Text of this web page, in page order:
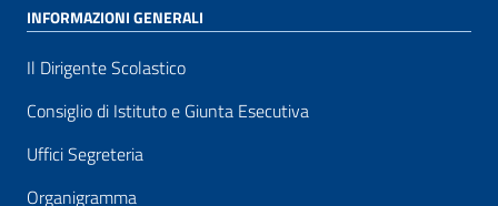
INFORMAZIONI GENERALI
Il Dirigente Scolastico
Consiglio di Istituto e Giunta Esecutiva
Uffici Segreteria
Organigramma